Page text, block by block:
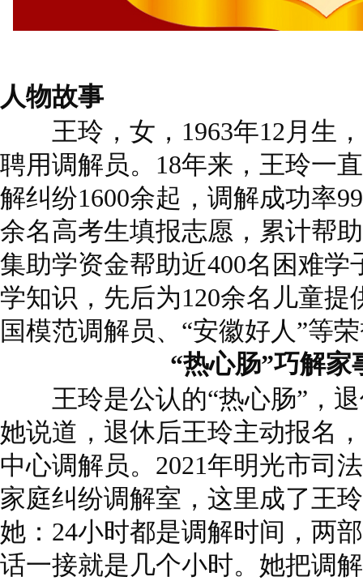
人物故事
王玲，女，1963年12月生，
聘用调解员。18年来，王玲一
解纠纷1600余起，调解成功率
余名高考生填报志愿，累计帮
集助学资金帮助近400名困难
学知识，先后为120余名儿童
国模范调解员、“安徽好人”等
“热心肠”巧解家
王玲是公认的“热心肠”，退
她说道，退休后王玲主动报名
中心调解员。2021年明光市司
家庭纠纷调解室，这里成了王
她：24小时都是调解时间，两
话一接就是几个小时。她把调